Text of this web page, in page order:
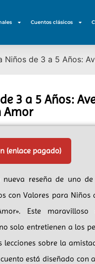
Cuentos clásicos
de 3 a 5 Años:
3 a 5 Años:
Amor
(enlace pagado)
nueva reseña de uno
con Valores para Niños
Este
solo entretienen a los
lecciones sobre la
está diseñado con